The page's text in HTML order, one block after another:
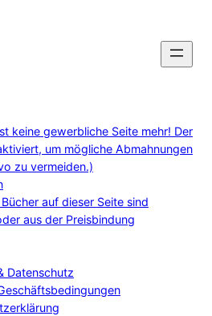
keine gewerbliche Seite mehr! Der
um mögliche Abmahnungen
zu vermeiden.)
auf dieser Seite sind
aus der Preisbindung
Datenschutz